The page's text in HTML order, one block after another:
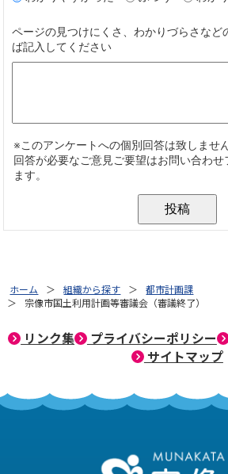
ホーム 組織から探す
都市計画課
宗像市国土利用計画等審議会（審議終了）
リンク集 プライバシーポリシー
サイトマップ